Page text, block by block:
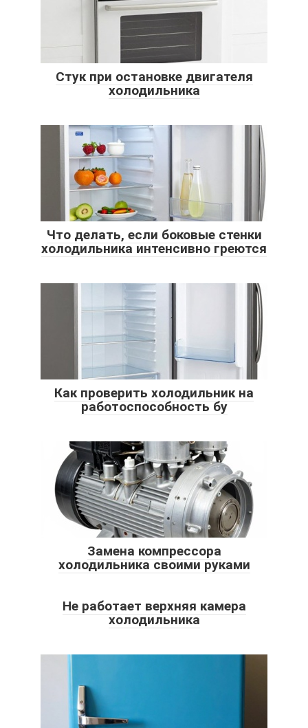
Стук при остановке двигателя
холодильника
Что делать, если боковые стенки
холодильника интенсивно греются
Как проверить холодильник на
работоспособность бу
Замена компрессора
холодильника своими руками
Не работает верхняя камера
холодильника